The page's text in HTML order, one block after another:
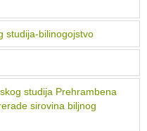
studija-bilinogojstvo
studija Prehrambena
sirovina biljnog